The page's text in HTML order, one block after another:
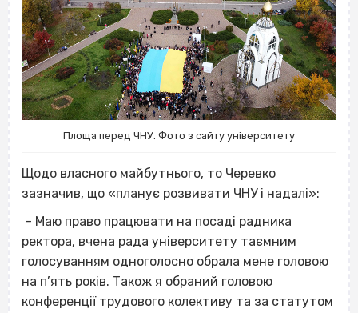
Площа перед ЧНУ. Фото з сайту університету
Щодо власного майбутнього, то Черевко
зазначив, що «планує розвивати ЧНУ і надалі»:
– Маю право працювати на посаді радника
ректора, вчена рада університету таємним
голосуванням одноголосно обрала мене головою
на п’ять років. Також я обраний головою
конференції трудового колективу та за статутом